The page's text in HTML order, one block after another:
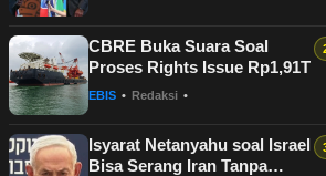
CBRE Buka Suara Soal
Proses Rights Issue Rp1,91T
EBIS • Redaksi •
Isyarat Netanyahu soal Israel
Bisa Serang Iran Tanpa